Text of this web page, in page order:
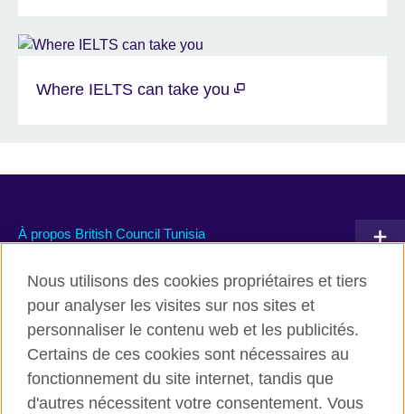
Where IELTS can take you
À propos British Council Tunisia
Communiquez avec nous
TikTok
Nous utilisons des cookies propriétaires et tiers
pour analyser les visites sur nos sites et
personnaliser le contenu web et les publicités.
Certains de ces cookies sont nécessaires au
fonctionnement du site internet, tandis que
d'autres nécessitent votre consentement. Vous